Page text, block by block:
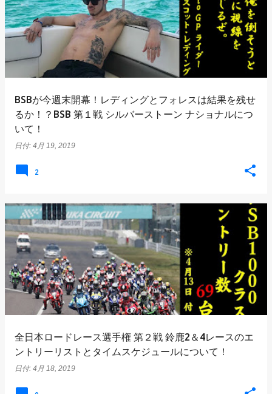
BSBが今週末開幕！レディングとフォレスは結果を残せ
るか！？BSB 第１戦 シルバーストーン ナショナルにつ
いて！
日付: 4月 19, 2019
2
全日本ロードレース選手権 第２戦 鈴鹿2＆4レースのエ
ントリーリストとタイムスケジュールについて！
日付: 4月 18, 2019